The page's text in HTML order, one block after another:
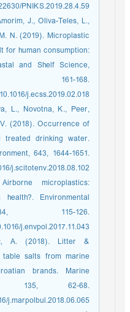
PNIKS.2019.28.4.59
J., Oliva-Teles, L.,
N. (2019). Microplastic
for human consumption:
and Shelf Science,
168.
j.ecss.2019.02.018
L., Novotna, K., Peer,
(2018). Occurrence of
treated drinking water.
643, 1644-1651.
j.scitotenv.2018.08.102
microplastics:
Environmental
115-126.
j.envpol.2017.11.043
A. (2018). Litter &
salts from marine
brands. Marine
135, 62-68.
j.marpolbul.2018.06.065